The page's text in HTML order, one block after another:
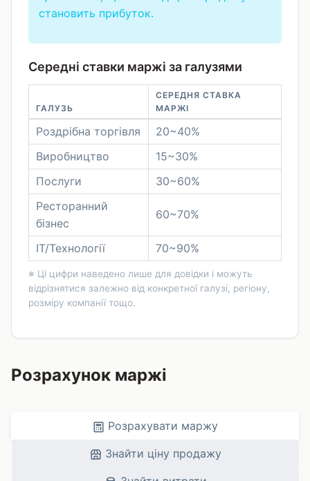
становить прибуток.
Середні ставки маржі за галузями
ГАЛУЗЬ
СЕРЕДНЯ СТАВКА
МАРЖІ
Роздрібна торгівля
20~40%
Виробництво
15~30%
Послуги
30~60%
Ресторанний
бізнес
60~70%
ІТ/Технології 70~90%
※ Ці цифри наведено лише для довідки і можуть
відрізнятися залежно від конкретної галузі, регіону,
розміру компанії тощо.
Розрахунок маржі
Розрахувати маржу
Знайти ціну продажу